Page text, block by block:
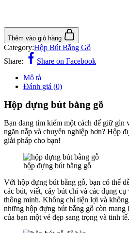
Thêm vào giỏ hàng
Category:Hộp Bút Bằng Gỗ
Share:
Share on Facebook
Mô tả
Đánh giá (0)
Hộp đựng bút bằng gỗ
Bạn đang tìm kiếm một cách để giữ gìn
ngăn nắp và chuyên nghiệp hơn? Hộp
giải pháp cho bạn!
hộp đựng bút bằng gỗ
Với hộp đựng bút bằng gỗ, bạn có thể
các bút, viết, cây bút chì và các dụng cụ
thông minh. Không chỉ tiện lợi và
những hộp đựng bút bằng gỗ còn
của bạn một vẻ đẹp sang trọng và tinh tế.